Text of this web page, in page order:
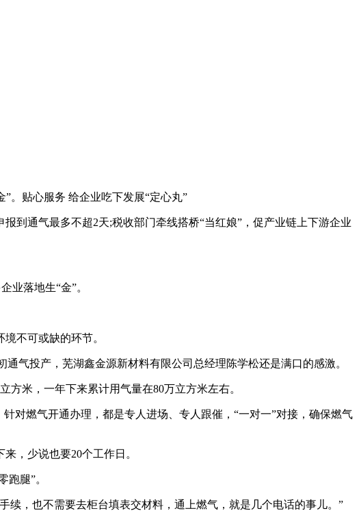
。贴心服务 给企业吃下发展“定心丸”
通气最多不超2天;税收部门牵线搭桥“当红娘”，促产业链上下游企业
业落地生“金”。
不可或缺的环节。
投产，芜湖鑫金源新材料有限公司总经理陈学松还是满口的感激。
米，一年下来累计用气量在80万立方米左右。
燃气开通办理，都是专人进场、专人跟催，“一对一”对接，确保燃气
，少说也要20个工作日。
腿”。
，也不需要去柜台填表交材料，通上燃气，就是几个电话的事儿。”